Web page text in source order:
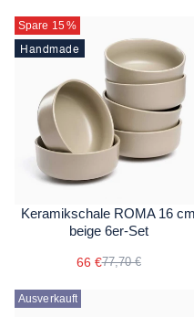
Spare 15 %
Handmade
Keramikschale ROMA 16 cm
beige 6er-Set
66 €77,70 €
Ausverkauft